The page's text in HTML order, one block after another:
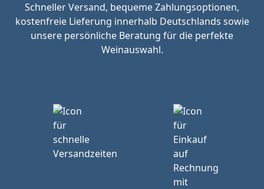
Schneller Versand, bequeme Zahlungsoptionen,
kostenfreie Lieferung innerhalb Deutschlands sowie
unsere persönliche Beratung für die perfekte
Weinauswahl.